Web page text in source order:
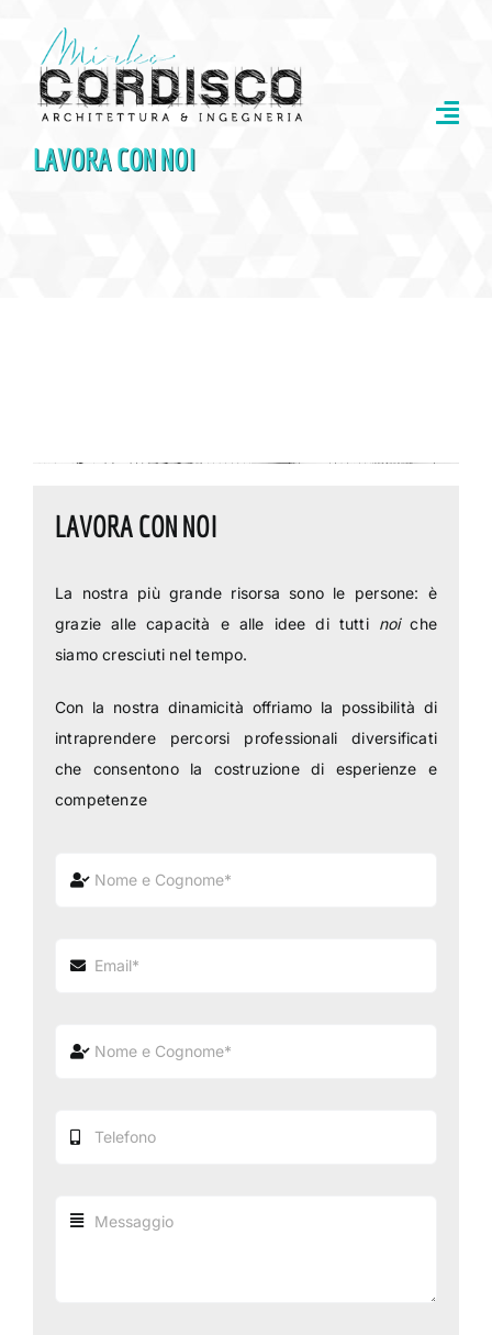
contenuto
LAVORA CON NOI
LAVORA CON NOI
La nostra più grande risorsa sono le persone: è
grazie alle capacità e alle idee di tutti noiche
siamo cresciuti nel tempo.
Con la nostra dinamicità offriamo la possibilità di
intraprendere percorsi professionali diversificati
che consentono la costruzione di esperienze e
competenze